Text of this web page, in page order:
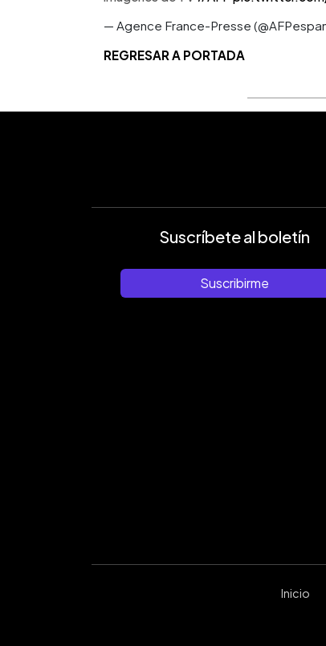
— Agence France-Presse
REGRESAR A PORTADA
Suscríbete al boletín
Suscribirme
Inicio